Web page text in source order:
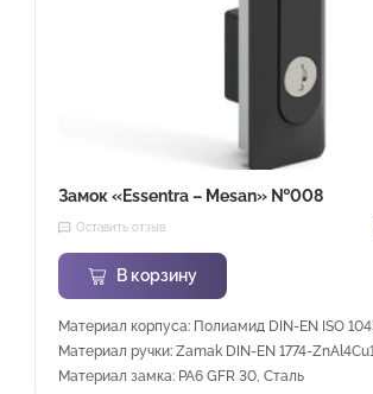
Замок «Essentra – Mesan» №008
Оставить отзыв
В корзину
Материал корпуса: Полиамид DIN-EN ISO
Материал ручки: Zamak DIN-EN 1774-
Материал замка: PA6 GFR 30, Сталь